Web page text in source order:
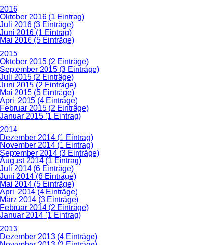
2016
Oktober 2016 (1 Eintrag)
Juli 2016 (3 Einträge)
Juni 2016 (1 Eintrag)
Mai 2016 (5 Einträge)
2015
Oktober 2015 (2 Einträge)
September 2015 (3 Einträge)
Juli 2015 (2 Einträge)
Juni 2015 (2 Einträge)
Mai 2015 (5 Einträge)
April 2015 (4 Einträge)
Februar 2015 (2 Einträge)
Januar 2015 (1 Eintrag)
2014
Dezember 2014 (1 Eintrag)
November 2014 (1 Eintrag)
September 2014 (3 Einträge)
August 2014 (1 Eintrag)
Juli 2014 (6 Einträge)
Juni 2014 (6 Einträge)
Mai 2014 (5 Einträge)
April 2014 (4 Einträge)
März 2014 (3 Einträge)
Februar 2014 (2 Einträge)
Januar 2014 (1 Eintrag)
2013
Dezember 2013 (4 Einträge)